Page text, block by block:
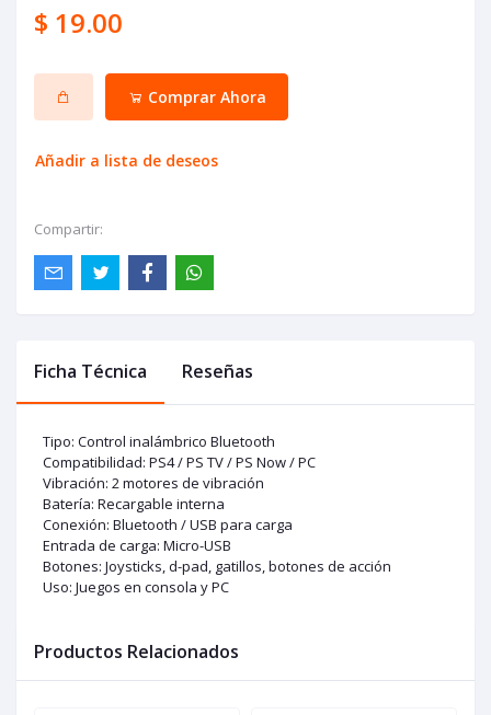
$ 19.00
Comprar Ahora
Añadir a lista de deseos
Compartir:
Ficha Técnica Reseñas
Tipo: Control inalámbrico Bluetooth
Compatibilidad: PS4 / PS TV / PS Now / PC
Vibración: 2 motores de vibración
Batería: Recargable interna
Conexión: Bluetooth / USB para carga
Entrada de carga: Micro-USB
Botones: Joysticks, d-pad, gatillos, botones de acción
Uso: Juegos en consola y PC
Productos Relacionados